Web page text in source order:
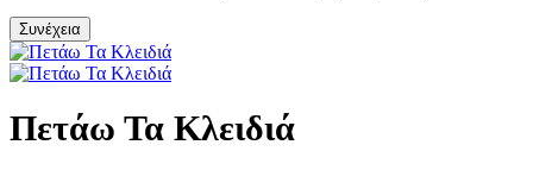
Συνέχεια
Πετάω Τα Κλειδιά